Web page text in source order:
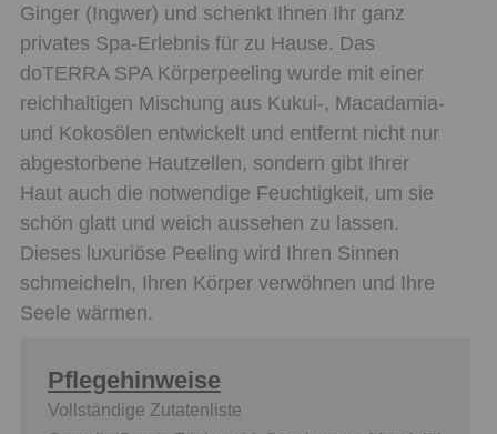
Ginger (Ingwer) und schenkt Ihnen Ihr ganz
privates Spa-Erlebnis für zu Hause. Das
doTERRA SPA Körperpeeling wurde mit einer
reichhaltigen Mischung aus Kukui-, Macadamia-
und Kokosölen entwickelt und entfernt nicht nur
abgestorbene Hautzellen, sondern gibt Ihrer
Haut auch die notwendige Feuchtigkeit, um sie
schön glatt und weich aussehen zu lassen.
Dieses luxuriöse Peeling wird Ihren Sinnen
schmeicheln, Ihren Körper verwöhnen und Ihre
Seele wärmen.
Pflegehinweise
Vollständige Zutatenliste